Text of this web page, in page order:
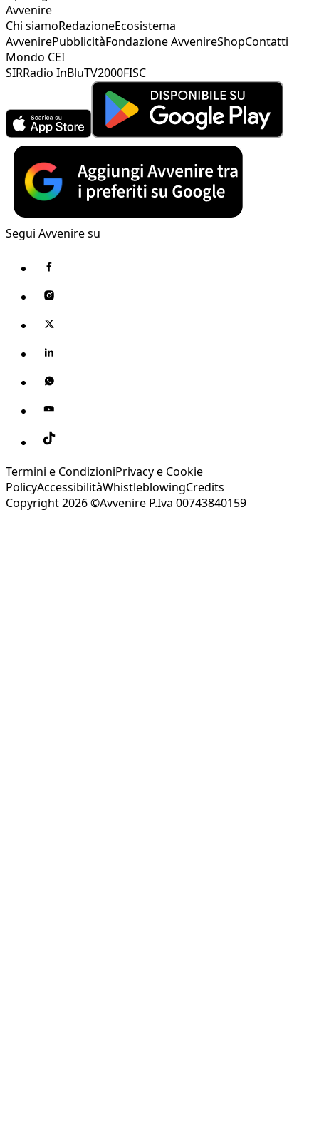
Avvenire
Chi siamoRedazioneEcosistema
AvvenirePubblicitàFondazione AvvenireShopContatti
Mondo CEI
SIRRadio InBluTV2000FISC
Segui Avvenire su
Termini e CondizioniPrivacy e Cookie
PolicyAccessibilitàWhistleblowingCredits
Copyright 2026 ©Avvenire P.Iva 00743840159